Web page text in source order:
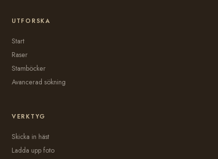
UTFORSKA
Start
Raser
Stamböcker
Avancerad sökning
VERKTYG
Skicka in häst
Ladda upp foto